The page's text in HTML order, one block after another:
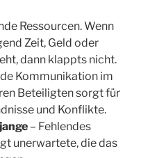
Ressourcen. Wenn
Zeit, Geld oder
dann klappts nicht.
Kommunikation im
Beteiligten sorgt für
und Konflikte.
– Fehlendes
unerwartete, die das